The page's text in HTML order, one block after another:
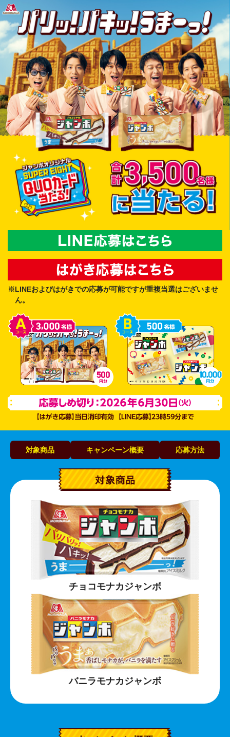
※LINEおよびはがきでの応募が可能ですが重複当選はございませ
ん。
対象商品 キャンペーン概要 応募方法
チョコモナカジャンボ
バニラモナカジャンボ